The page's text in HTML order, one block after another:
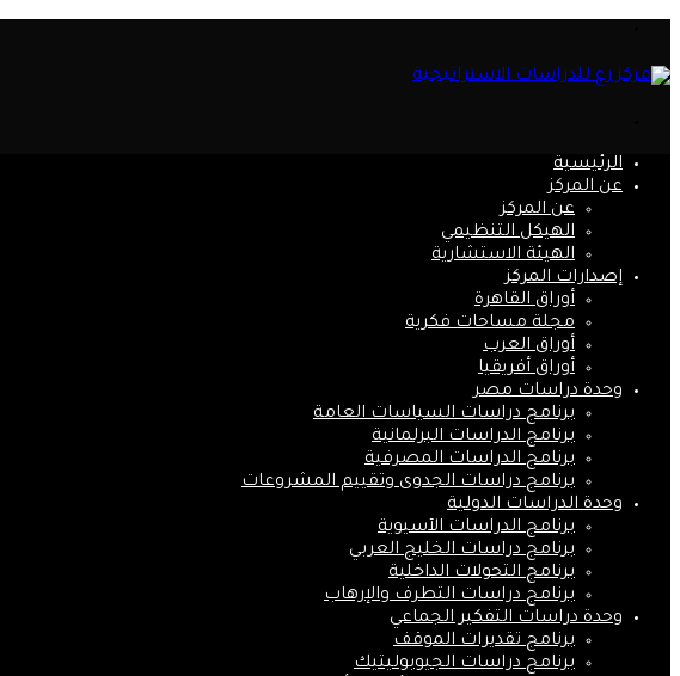
الرئيسية
عن المركز
عن المركز
الهيكل التنظيمي
الهيئة الاستشارية
إصدارات المركز
أوراق القاهرة
مجلة مساحات فكرية
أوراق العرب
أوراق أفريقيا
وحدة دراسات مصر
برنامج دراسات السياسات العامة
برنامج الدراسات البرلمانية
برنامج الدراسات المصرفية
برنامج دراسات الجدوى وتقييم المشروعات
وحدة الدراسات الدولية
برنامج الدراسات الآسيوية
برنامج دراسات الخليج العربي
برنامج التحولات الداخلية
برنامج دراسات التطرف والإرهاب
وحدة دراسات التفكير الجماعي
برنامج تقديرات الموقف
برنامج دراسات الجيوبوليتيك